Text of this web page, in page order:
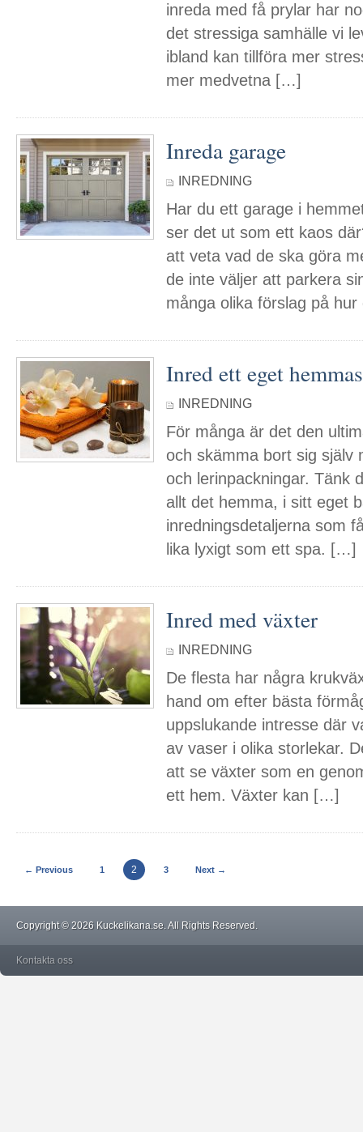
inreda med få prylar har
det stressiga samhälle vi
ibland kan tillföra mer
mer medvetna […]
Inreda garage
INREDNING
Har du ett garage i
ser det ut som ett kaos
att veta vad de ska göra
de inte väljer att parkera
många olika förslag på
Inred ett eget
INREDNING
För många är det den
och skämma bort sig själv
och lerinpackningar. Tänk
allt det hemma, i sitt eget
inredningsdetaljerna som
lika lyxigt som ett spa. […]
Inred med växter
INREDNING
De flesta har några
hand om efter bästa
uppslukande intresse där
av vaser i olika storlekar.
att se växter som en
ett hem. Växter kan […]
← Previous 1 2 3 Next →
Copyright © 2026 Kuckelikana.se. All Rights Reserved.
Kontakta oss